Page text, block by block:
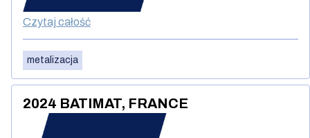
Czytaj całość
metalizacja
2024 BATIMAT, FRANCE